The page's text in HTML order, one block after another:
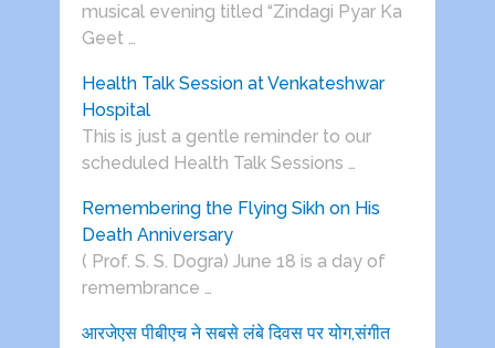
musical evening titled “Zindagi Pyar Ka
Geet …
Health Talk Session at Venkateshwar
Hospital
This is just a gentle reminder to our
scheduled Health Talk Sessions …
Remembering the Flying Sikh on His
Death Anniversary
( Prof. S. S. Dogra) June 18 is a day of
remembrance …
आरजेएस पीबीएच ने सबसे लंबे दिवस पर योग,संगीत